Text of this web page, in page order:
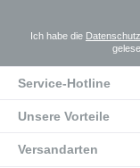
Ich habe die
Service-Hotline
Unsere Vorteile
Versandarten